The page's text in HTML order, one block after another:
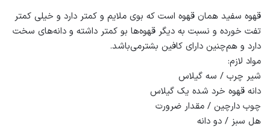
قهوه سفید همان قهوه است که بوی ملایم و کمتر دارد و خیلی کمتر
تفت خورده و نسبت به دیگر قهوه‌ها بو کمتر داشته و دانه‌های سخت
دارد و هم‌چنین دارای کافین بشتر‌می‌باشد.
مواد لازم:
شیر چرب / سه گیلاس
دانه قهوه خرد شده یک گیلاس
چوب دارچین / مقدار ضرورت
هل سبز / دو دانه